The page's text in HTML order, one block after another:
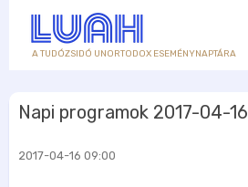
A TUDÓZSIDÓ UNORTODOX ESEMÉNYNAPTÁRA
Napi programok 2017-04-16
2017-04-16 09:00